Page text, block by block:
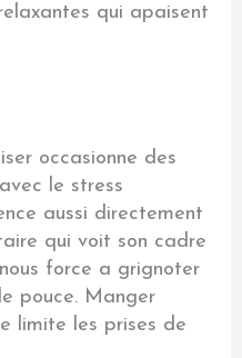
qui apaisent
occasionne des
le stress
aussi directement
qui voit son cadre
force a grignoter
pouce. Manger
limite les prises de